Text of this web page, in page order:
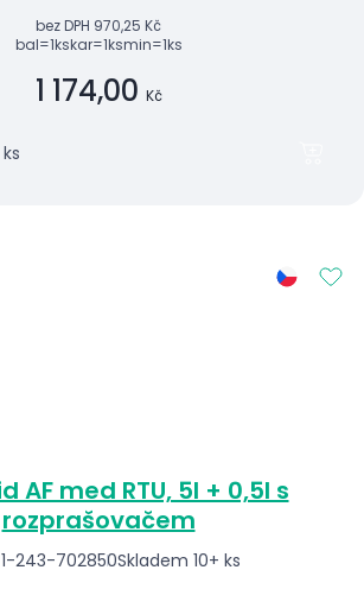
bez DPH 970,25 Kč
bal=1kskar=1ksmin=1ks
1 174,00 Kč
ks
AF med RTU, 5l + 0,5l s
rozprašovačem
1-243-702850Skladem 10+ ks